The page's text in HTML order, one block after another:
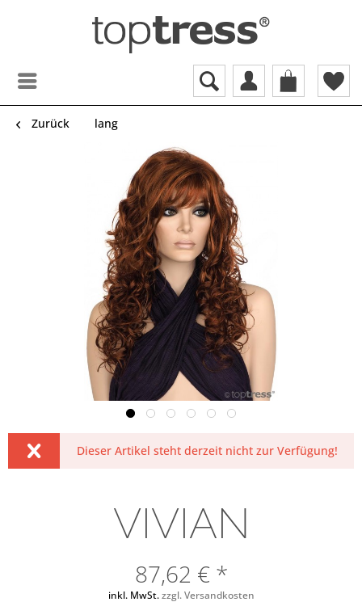
Zurück lang
Dieser Artikel steht derzeit nicht zur Verfügung!
VIVIAN
87,62 € *
inkl. MwSt.zzgl. Versandkosten